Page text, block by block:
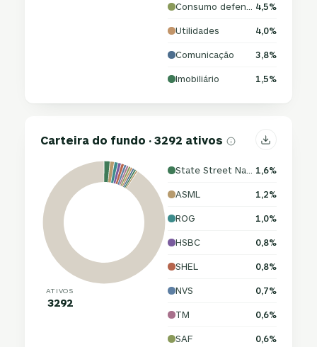
4,5%
Utilidades 4,0%
Comunicação 3,8%
Imobiliário 1,5%
Carteira do fundo · 3292 ativos
ATIVOS
3292
1,6%
ASML 1,2%
ROG 1,0%
HSBC 0,8%
SHEL 0,8%
NVS 0,7%
TM 0,6%
SAF 0,6%